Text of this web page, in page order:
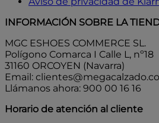
INFORMACIÓN SOBRE LA
MGC ESHOES COMMERCE SL.
Polígono Comarca I Calle L, nº18
31160 ORCOYEN (Navarra)
Email:
Llámanos ahora: 900 00 16 16
Horario de atención al cliente